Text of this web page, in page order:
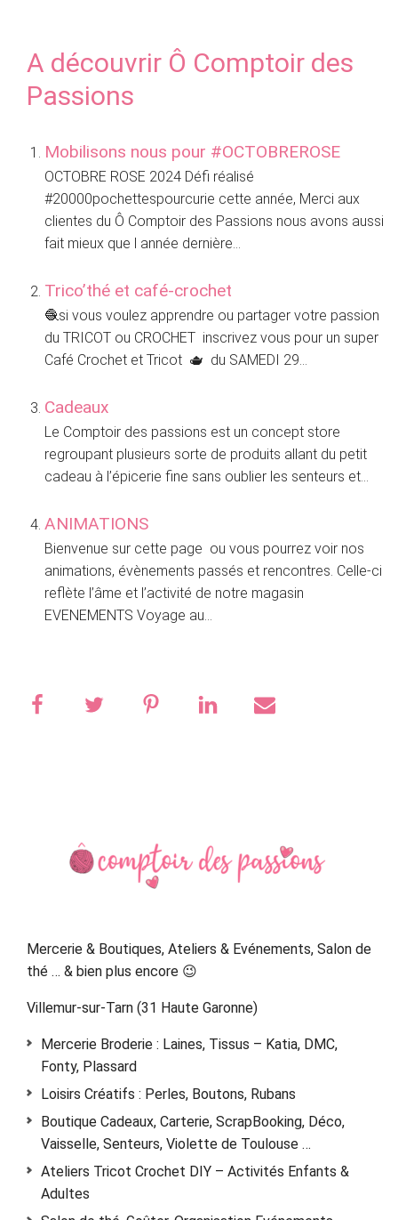
A découvrir Ô Comptoir des
Passions
Mobilisons nous pour #OCTOBREROSE
OCTOBRE ROSE 2024 Défi réalisé
#20000pochettespourcurie cette année, Merci aux
clientes du Ô Comptoir des Passions nous avons aussi
fait mieux que l année dernière...
Trico’thé et café-crochet
🧶si vous voulez apprendre ou partager votre passion
du TRICOT ou CROCHET inscrivez vous pour un super
Café Crochet et Tricot 🫖 du SAMEDI 29...
Cadeaux
Le Comptoir des passions est un concept store
regroupant plusieurs sorte de produits allant du petit
cadeau à l’épicerie fine sans oublier les senteurs et...
ANIMATIONS
Bienvenue sur cette page ou vous pourrez voir nos
animations, évènements passés et rencontres. Celle-ci
reflète l’âme et l’activité de notre magasin
EVENEMENTS Voyage au...
Sidebar
Mercerie & Boutiques, Ateliers & Evénements, Salon de
thé … & bien plus encore 😉
Villemur-sur-Tarn (31 Haute Garonne)
Mercerie Broderie : Laines, Tissus – Katia, DMC,
Fonty, Plassard
Loisirs Créatifs : Perles, Boutons, Rubans
Boutique Cadeaux, Carterie, ScrapBooking, Déco,
Vaisselle, Senteurs, Violette de Toulouse …
Ateliers Tricot Crochet DIY – Activités Enfants &
Adultes